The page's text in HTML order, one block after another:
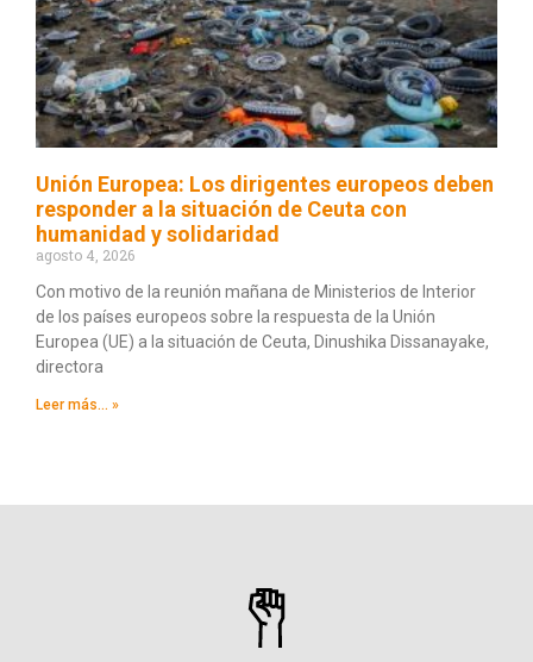
Unión Europea: Los dirigentes europeos deben
responder a la situación de Ceuta con
humanidad y solidaridad
agosto 4, 2026
Con motivo de la reunión mañana de Ministerios de Interior
de los países europeos sobre la respuesta de la Unión
Europea (UE) a la situación de Ceuta, Dinushika Dissanayake,
directora
Leer más... »